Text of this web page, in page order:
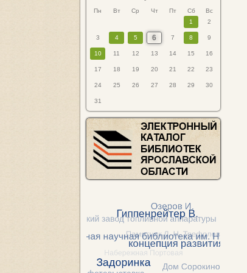
Пн Вт Ср Чт Пт Сб
Вс
1
2
3 4 5 6 7 8 9
10 11 12 13 14 15 16
17 18 19 20 21 22 23
24 25 26 27 28 29 30
31